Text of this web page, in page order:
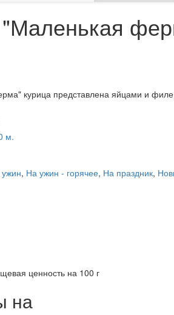
курица представлена яйцами и
м.
, На ужин - горячее, На праздник,
ценность на 100 г
на